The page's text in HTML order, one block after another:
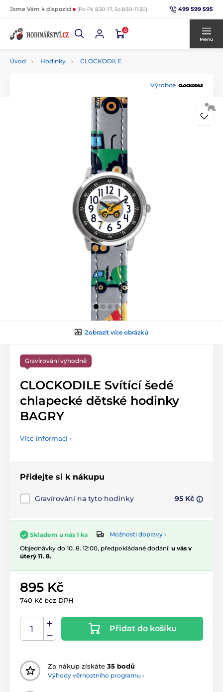
Jsme Vám k dispozici (Po-Pá 8:30-17, So 8:30-11:30) 499 599 595
0
Menu
Úvod Hodinky CLOCKODILE
Výrobce
Zobrazit více obrázků
Gravírování výhodně
CLOCKODILE Svítící šedé
chlapecké dětské hodinky
BAGRY
Více informací ›
Přidejte si k nákupu
Gravírování na tyto hodinky 95 Kč
Skladem u nás 1 ks
Možnosti dopravy ›
Objednávky do 10. 8. 12:00, předpokládané dodání: u vás v
úterý 11. 8.
895 Kč
740 Kč bez DPH
Přidat do košíku
Za nákup získáte 35 bodů
Výhody věrnostního programu ›